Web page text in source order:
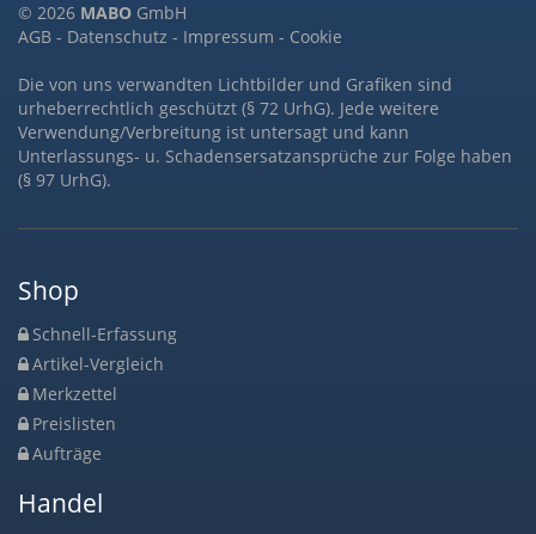
© 2026 MABO GmbH
AGB - Datenschutz - Impressum - Cookie
Die von uns verwandten Lichtbilder und Grafiken sind
urheberrechtlich geschützt (§ 72 UrhG). Jede weitere
Verwendung/Verbreitung ist untersagt und kann
Unterlassungs- u. Schadensersatzansprüche zur Folge haben
(§ 97 UrhG).
Shop
Schnell-Erfassung
Artikel-Vergleich
Merkzettel
Preislisten
Aufträge
Handel